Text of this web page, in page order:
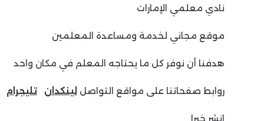
نادي معلمي الإمارات
موقع مجاني لخدمة ومساعدة المعلمين
هدفنا أن نوفر كل ما يحتاجه المعلم في مكان واحد
روابط صفحاتنا على مواقع التواصل لينكدان تليجرام
انشر خيرا